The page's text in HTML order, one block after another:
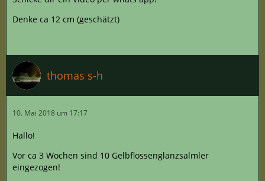
Denke ca 12 cm (geschätzt)
thomas s-h
10. Mai 2018 um 17:17
Hallo!
Vor ca 3 Wochen sind 10 Gelbflossenglanzsalmler
eingezogen!